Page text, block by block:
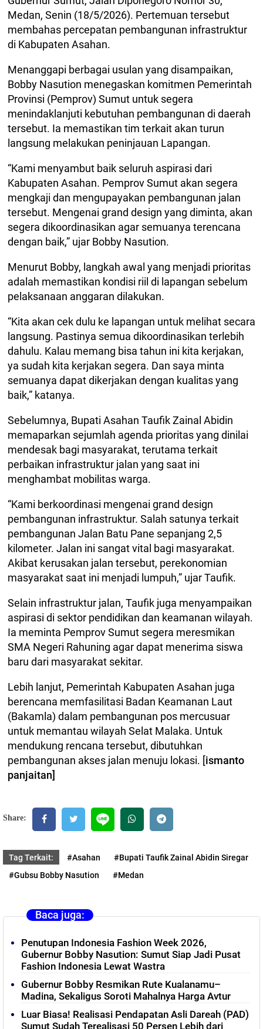
Medan, Senin (18/5/2026). Pertemuan tersebut
membahas percepatan pembangunan infrastruktur
di Kabupaten Asahan.
Menanggapi berbagai usulan yang disampaikan,
Bobby Nasution menegaskan komitmen Pemerintah
Provinsi (Pemprov) Sumut untuk segera
menindaklanjuti kebutuhan pembangunan di daerah
tersebut. Ia memastikan tim terkait akan turun
langsung melakukan peninjauan Lapangan.
“Kami menyambut baik seluruh aspirasi dari
Kabupaten Asahan. Pemprov Sumut akan segera
mengkaji dan mengupayakan pembangunan jalan
tersebut. Mengenai grand design yang diminta, akan
segera dikoordinasikan agar semuanya terencana
dengan baik,” ujar Bobby Nasution.
Menurut Bobby, langkah awal yang menjadi prioritas
adalah memastikan kondisi riil di lapangan sebelum
pelaksanaan anggaran dilakukan.
“Kita akan cek dulu ke lapangan untuk melihat secara
langsung. Pastinya semua dikoordinasikan terlebih
dahulu. Kalau memang bisa tahun ini kita kerjakan,
ya sudah kita kerjakan segera. Dan saya minta
semuanya dapat dikerjakan dengan kualitas yang
baik,” katanya.
Sebelumnya, Bupati Asahan Taufik Zainal Abidin
memaparkan sejumlah agenda prioritas yang dinilai
mendesak bagi masyarakat, terutama terkait
perbaikan infrastruktur jalan yang saat ini
menghambat mobilitas warga.
“Kami berkoordinasi mengenai grand design
pembangunan infrastruktur. Salah satunya terkait
pembangunan Jalan Batu Pane sepanjang 2,5
kilometer. Jalan ini sangat vital bagi masyarakat.
Akibat kerusakan jalan tersebut, perekonomian
masyarakat saat ini menjadi lumpuh,” ujar Taufik.
Selain infrastruktur jalan, Taufik juga menyampaikan
aspirasi di sektor pendidikan dan keamanan wilayah.
Ia meminta Pemprov Sumut segera meresmikan
SMA Negeri Rahuning agar dapat menerima siswa
baru dari masyarakat sekitar.
Lebih lanjut, Pemerintah Kabupaten Asahan juga
berencana memfasilitasi Badan Keamanan Laut
(Bakamla) dalam pembangunan pos mercusuar
untuk memantau wilayah Selat Malaka. Untuk
mendukung rencana tersebut, dibutuhkan
pembangunan akses jalan menuju lokasi. [ismanto
panjaitan]
Share:
Tag Terkait: #Asahan
#Bupati Taufik Zainal Abidin Siregar
#Gubsu Bobby Nasution
#Medan
Baca juga:
Penutupan Indonesia Fashion Week 2026,
Gubernur Bobby Nasution: Sumut Siap Jadi Pusat
Fashion Indonesia Lewat Wastra
Gubernur Bobby Resmikan Rute Kualanamu–
Madina, Sekaligus Soroti Mahalnya Harga Avtur
‎Luar Biasa! Realisasi Pendapatan Asli Dareah (PAD)
Sumut Sudah Terealisasi 50 Persen Lebih dari